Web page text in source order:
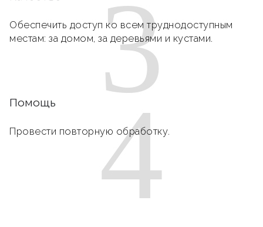
3
Обеспечить доступ ко всем труднодоступным
местам: за домом, за деревьями и кустами.
4
Помощь
Провести повторную обработку.